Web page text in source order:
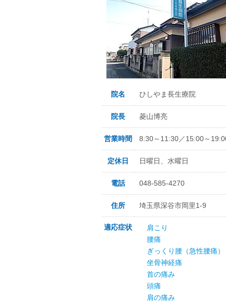
院名 ひしやま長生療院
院長 菱山博亮
営業時間 8:30～11:30／15:00～
定休日 日曜日、水曜日
電話 048-585-4270
住所 埼玉県深谷市岡里1-9
適応症状
肩こり
腰痛
ぎっくり腰（急性腰痛）
坐骨神経痛
首の痛み
頭痛
肩の痛み